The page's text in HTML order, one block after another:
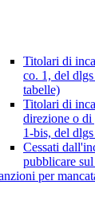
Titolari di
co. 1, del
tabelle)
Titolari di
direzione o
1-bis, del
Cessati
pubblicare
per